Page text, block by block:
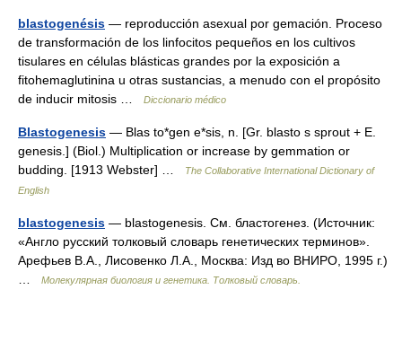
blastogenésis — reproducción asexual por gemación. Proceso
de transformación de los linfocitos pequeños en los cultivos
tisulares en células blásticas grandes por la exposición a
fitohemaglutinina u otras sustancias, a menudo con el propósito
de inducir mitosis …
Diccionario médico
Blastogenesis — Blas to*gen e*sis, n. [Gr. blasto s sprout + E.
genesis.] (Biol.) Multiplication or increase by gemmation or
budding. [1913 Webster] …
The Collaborative International Dictionary of
English
blastogenesis — blastogenesis. См. бластогенез. (Источник:
«Англо русский толковый словарь генетических терминов».
Арефьев В.А., Лисовенко Л.А., Москва: Изд во ВНИРО, 1995 г.)
Молекулярная биология и генетика. Толковый словарь.